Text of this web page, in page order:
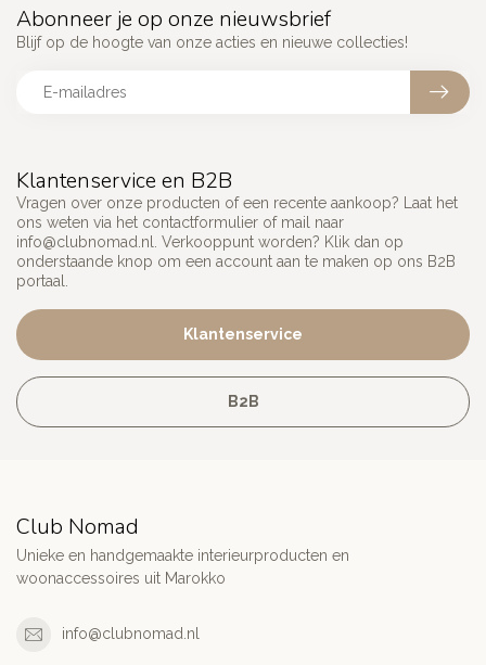
Klantenservice en B2B
Vragen over onze producten of een recente aankoop? Laat het
ons weten via het contactformulier of mail naar
info@clubnomad.nl
. Verkooppunt worden? Klik dan op
onderstaande knop om een account aan te maken op ons B2B
portaal.
Klantenservice
B2B
Abonneer je op onze nieuwsbrief
Blijf op de hoogte van onze acties en nieuwe collecties!
Club Nomad
Unieke en handgemaakte interieurproducten en
woonaccessoires uit Marokko
info@clubnomad.nl